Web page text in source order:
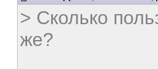
> Сколько
же?